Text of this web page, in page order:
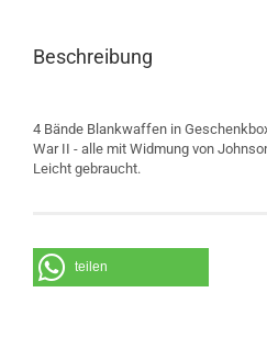
Beschreibung
4 Bände Blankwaffen in
War II - alle mit Widmung von
Leicht gebraucht.
teilen